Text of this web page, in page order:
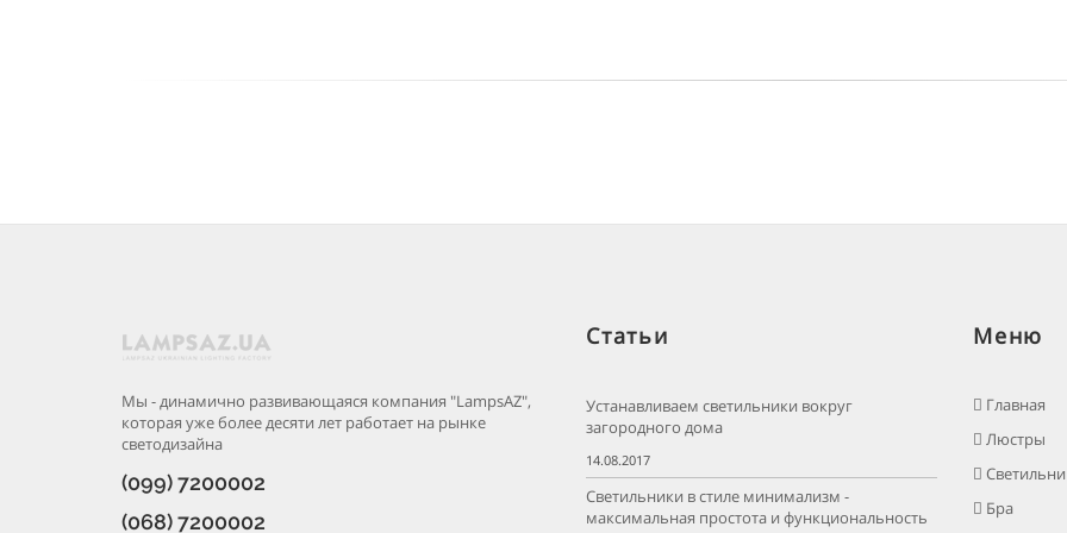
Мы - динамично развивающаяся компания "LampsAZ",
которая уже более десяти лет работает на рынке
светодизайна
(099) 7200002
(068) 7200002
Статьи
Устанавливаем светильники вокруг
загородного дома
14.08.2017
Светильники в стиле минимализм -
максимальная простота и функциональность
Меню
Главная
Люстры
Бра